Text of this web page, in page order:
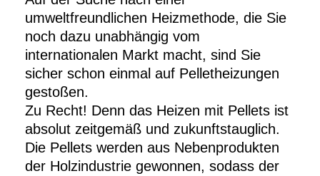
umweltfreundlichen Heizmethode, die Sie
noch dazu unabhängig vom
internationalen Markt macht, sind Sie
sicher schon einmal auf Pelletheizungen
gestoßen.
Zu Recht! Denn das Heizen mit Pellets ist
absolut zeitgemäß und zukunftstauglich.
Die Pellets werden aus Nebenprodukten
der Holzindustrie gewonnen, sodass der